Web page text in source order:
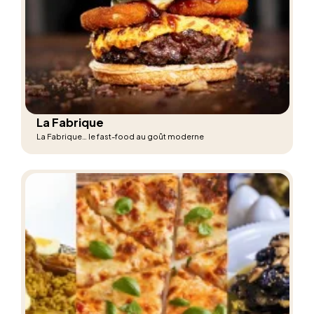
La Fabrique
La Fabrique… le fast-food au goût moderne